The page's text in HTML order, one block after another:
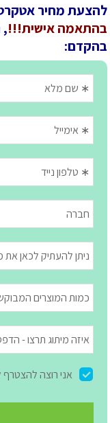
להצעת מחיר
בהתאמה אישית!!!,
בהקדם: